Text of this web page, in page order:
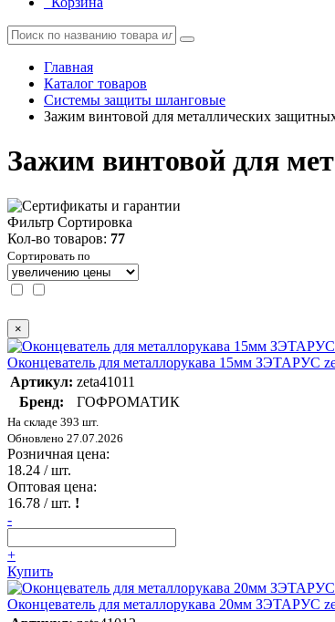
Главная
Каталог товаров
Системы защиты шланговые
Зажим винтовой для металлических
Зажим винтовой для
Фильтр Сортировка
Кол-во товаров: 77
Сортировать по
×
Оконцеватель для металлорукава 15мм ЗЭТАРУС
Артикул: zeta41011
Бренд:
ГОФРОМАТИК
На складе 393 шт.
Обновлено 27.07.2026
Розничная цена:
18.24 / шт.
Оптовая цена:
16.78 / шт. !
-
+
Купить
Оконцеватель для металлорукава 20мм ЗЭТАРУС